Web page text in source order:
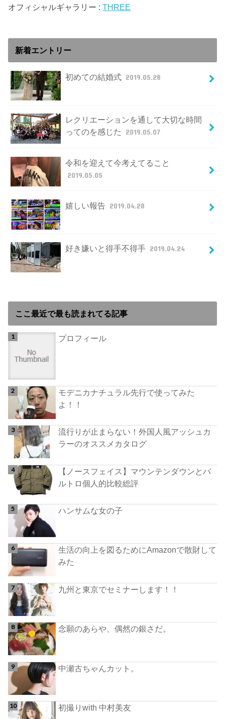
オフィシャルギャラリー :THREE
新着エントリー
初めての結婚式 2019.05.28
レクリエーションを通して大切な時間
ってのを感じた
2019.05.07
令和を迎えて今考えてること
2019.05.05
嬉しい報告 2019.04.28
好き嫌いと得手不得手 2019.04.24
ここ最近で最も読まれてる記事
プロフィール
モデニカナチュラル先行で使ってみた
よ！！
流行りが止まらない！外国人風アッシュカ
ラーのオススメカタログ
【ノースフェイス】マウンテンダウンとバ
ルトロ個人的比較総評
ハンサムな女の子
生活の向上を図るためにAmazonで散財して
みた
九州と東京でセミナーします！！
念願のあらや、偶然の銀さだ。
中瀬古ちゃんカット。
初撮りwith 中村美友